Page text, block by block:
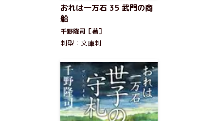
おれは一万石 35 武門の商
船
千野隆司［著］
判型：文庫判